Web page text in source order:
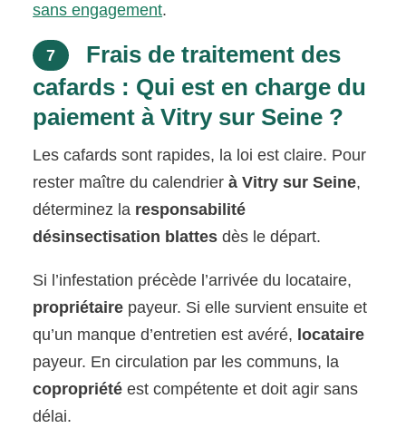
sans engagement.
7
Frais de traitement des
cafards : Qui est en charge du
paiement à Vitry sur Seine ?
Les cafards sont rapides, la loi est claire. Pour
rester maître du calendrierà Vitry sur Seine,
déterminez la responsabilité
désinsectisation blattes dès le départ.
Si l’infestation précède l’arrivée du locataire,
propriétaire payeur. Si elle survient ensuite et
qu’un manque d’entretien est avéré, locataire
payeur. En circulation par les communs, la
copropriété est compétente et doit agir sans
délai.